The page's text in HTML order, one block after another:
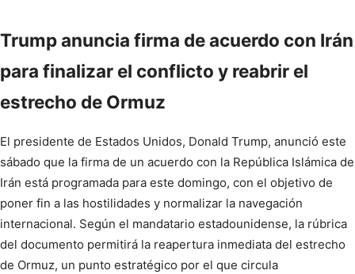
Trump anuncia firma de acuerdo con Irán
para finalizar el conflicto y reabrir el
estrecho de Ormuz
El presidente de Estados Unidos, Donald Trump, anunció este
sábado que la firma de un acuerdo con la República Islámica de
Irán está programada para este domingo, con el objetivo de
poner fin a las hostilidades y normalizar la navegación
internacional. Según el mandatario estadounidense, la rúbrica
del documento permitirá la reapertura inmediata del estrecho
de Ormuz, un punto estratégico por el que circula